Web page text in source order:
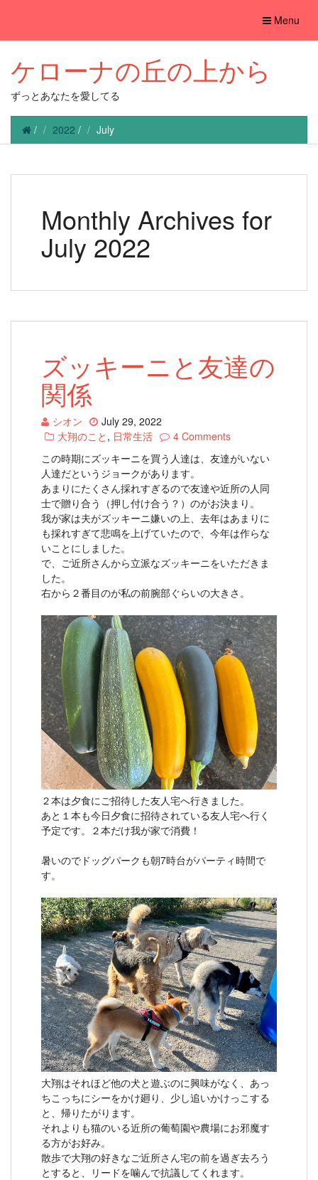
Toggle
Menu
ケローナの丘の上から
ずっとあなたを愛してる
/ 2022 / July
Monthly Archives for
July 2022
ズッキーニと友達の
関係
シオン
July 29, 2022
大翔のこと , 日常生活
4 Comments
この時期にズッキーニを買う人達は、友達がいない
人達だというジョークがあります。
あまりにたくさん採れすぎるので友達や近所の人同
士で贈り合う（押し付け合う？）のがお決まり。
我が家は夫がズッキーニ嫌いの上、去年はあまりに
も採れすぎて悲鳴を上げていたので、今年は作らな
いことにしました。
で、ご近所さんから立派なズッキーニをいただきま
した。
右から２番目のが私の前腕部ぐらいの大きさ。
２本は夕食にご招待した友人宅へ行きました。
あと１本も今日夕食に招待されている友人宅へ行く
予定です。２本だけ我が家で消費！
暑いのでドッグパークも朝7時台がパーティ時間で
す。
大翔はそれほど他の犬と遊ぶのに興味がなく、あっ
ちこっちにシーをかけ廻り、少し追いかけっこする
と、帰りたがります。
それよりも猫のいる近所の葡萄園や農場にお邪魔す
る方がお好み。
散歩で大翔の好きなご近所さん宅の前を過ぎ去ろう
とすると、リードを噛んで抗議してくれます。